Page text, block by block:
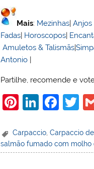
Mais: Mezinhas|Anjos
Fadas| Horoscopos|
Amuletos & Talismãs|
Antonio |
Partilhe, recomende e
Pi
er
e
Li
k
e
F
c
e
T
itt
er
Carpaccio,Carpaccio
salmão fumado com molho